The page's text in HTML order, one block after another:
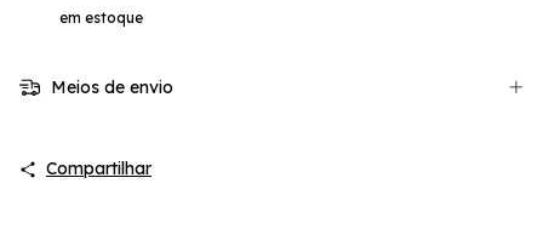
em estoque
Meios de envio
Compartilhar